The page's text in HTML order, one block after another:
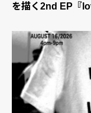
を描く2nd EP『